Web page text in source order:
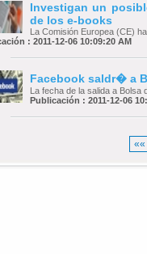
Investigan un
de los e-books
La Comisión Europea (CE)
: 2011-12-06 10:09:20 AM
Facebook saldr� a
La fecha de la salida a Bolsa
Publicación : 2011-12-06
««